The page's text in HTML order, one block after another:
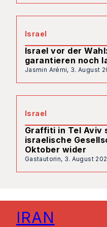
Israel
Israel vor der
garantieren noch
Jasmin Arémi, 3. August
Israel
Graffiti in Tel Aviv
israelische
Oktober wider
Gastautorin, 3. August
IRAN